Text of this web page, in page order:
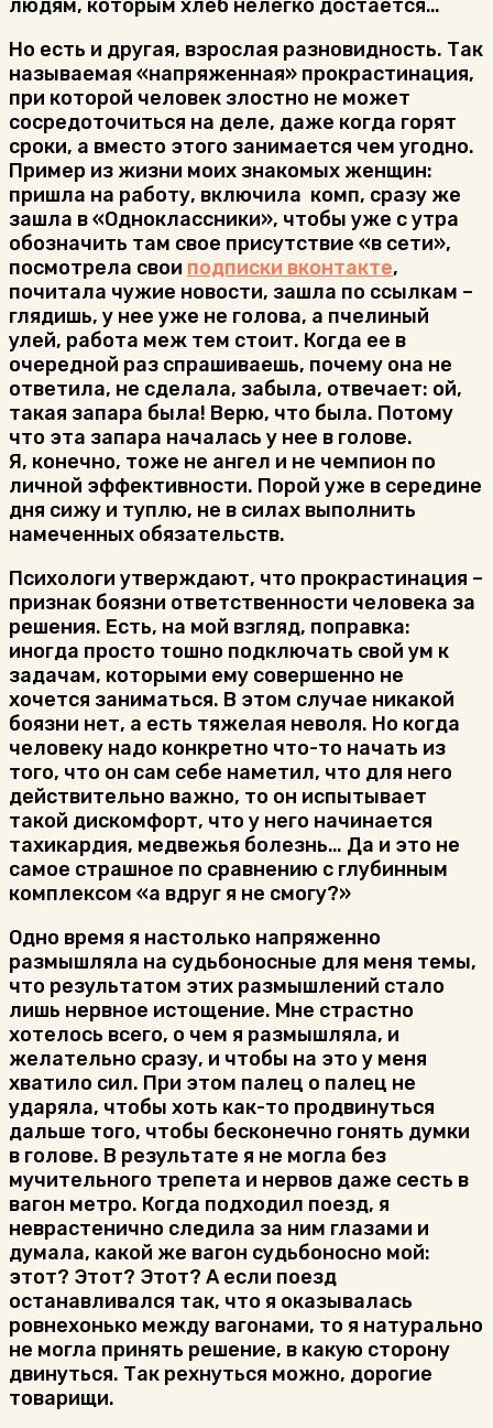
людям, которым хлеб нелегко достается…
Но есть и другая, взрослая разновидность. Так
называемая «напряженная» прокрастинация,
при которой человек злостно не может
сосредоточиться на деле, даже когда горят
сроки, а вместо этого занимается чем угодно.
Пример из жизни моих знакомых женщин:
пришла на работу, включила комп, сразу же
зашла в «Одноклассники», чтобы уже с утра
обозначить там свое присутствие «в сети»,
посмотрела свои подписки вконтакте,
почитала чужие новости, зашла по ссылкам –
глядишь, у нее уже не голова, а пчелиный
улей, работа меж тем стоит. Когда ее в
очередной раз спрашиваешь, почему она не
ответила, не сделала, забыла, отвечает: ой,
такая запара была! Верю, что была. Потому
что эта запара началась у нее в голове.
Я, конечно, тоже не ангел и не чемпион по
личной эффективности. Порой уже в середине
дня сижу и туплю, не в силах выполнить
намеченных обязательств.
Психологи утверждают, что прокрастинация –
признак боязни ответственности человека за
решения. Есть, на мой взгляд, поправка:
иногда просто тошно подключать свой ум к
задачам, которыми ему совершенно не
хочется заниматься. В этом случае никакой
боязни нет, а есть тяжелая неволя. Но когда
человеку надо конкретно что-то начать из
того, что он сам себе наметил, что для него
действительно важно, то он испытывает
такой дискомфорт, что у него начинается
тахикардия, медвежья болезнь… Да и это не
самое страшное по сравнению с глубинным
комплексом «а вдруг я не смогу?»
Одно время я настолько напряженно
размышляла на судьбоносные для меня темы,
что результатом этих размышлений стало
лишь нервное истощение. Мне страстно
хотелось всего, о чем я размышляла, и
желательно сразу, и чтобы на это у меня
хватило сил. При этом палец о палец не
ударяла, чтобы хоть как-то продвинуться
дальше того, чтобы бесконечно гонять думки
в голове. В результате я не могла без
мучительного трепета и нервов даже сесть в
вагон метро. Когда подходил поезд, я
неврастенично следила за ним глазами и
думала, какой же вагон судьбоносно мой:
этот? Этот? Этот? А если поезд
останавливался так, что я оказывалась
ровнехонько между вагонами, то я натурально
не могла принять решение, в какую сторону
двинуться. Так рехнуться можно, дорогие
товарищи.